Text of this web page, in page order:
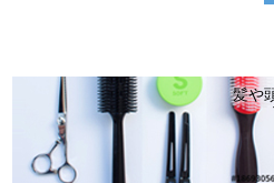
髪や